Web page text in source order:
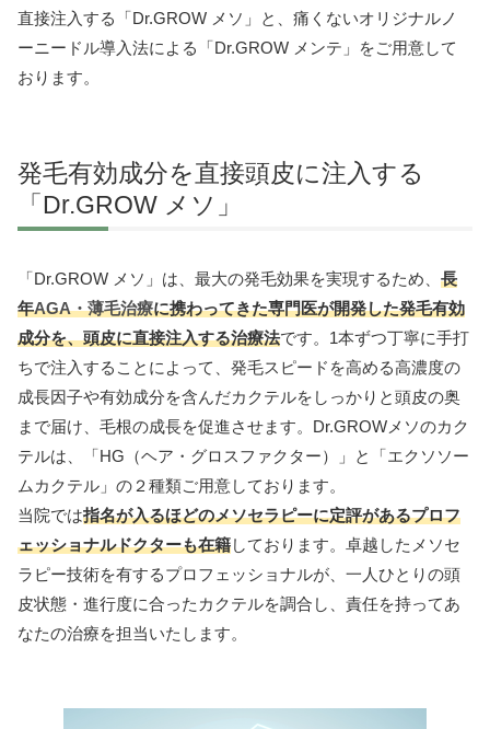
直接注入する「Dr.GROW メソ」と、痛くないオリジナルノ
ーニードル導入法による「Dr.GROW メンテ」をご用意して
おります。
発毛有効成分を直接頭皮に注入する
「Dr.GROW メソ」
「Dr.GROW メソ」は、最大の発毛効果を実現するため、 長
年AGA・薄毛治療に携わってきた専門医が開発した発毛有効
成分を、頭皮に直接注入する治療法です。1本ずつ丁寧に手打
ちで注入することによって、発毛スピードを高める高濃度の
成長因子や有効成分を含んだカクテルをしっかりと頭皮の奥
まで届け、毛根の成長を促進させます。Dr.GROWメソのカク
テルは、「HG（ヘア・グロスファクター）」と「エクソソー
ムカクテル」の２種類ご用意しております。
当院では指名が入るほどのメソセラピーに定評があるプロフ
ェッショナルドクターも在籍しております。卓越したメソセ
ラピー技術を有するプロフェッショナルが、一人ひとりの頭
皮状態・進行度に合ったカクテルを調合し、責任を持ってあ
なたの治療を担当いたします。